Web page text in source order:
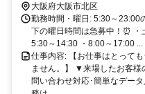
大阪府大阪市北区
勤務時間・曜日: 5:30～23:00
下の曜日時間は急募中！⏰ ・
5:30～14:30 ・8:00～17:00 ...
仕事内容: 【お仕事はとって
ません。】 ▼来場したお客
問い合わせ対応･簡単なデー